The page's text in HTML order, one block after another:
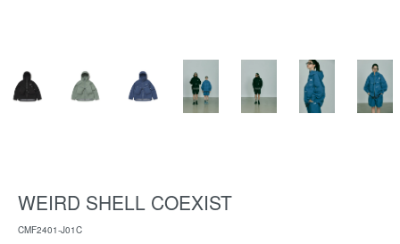
WEIRD SHELL COEXIST
CMF2401-J01C